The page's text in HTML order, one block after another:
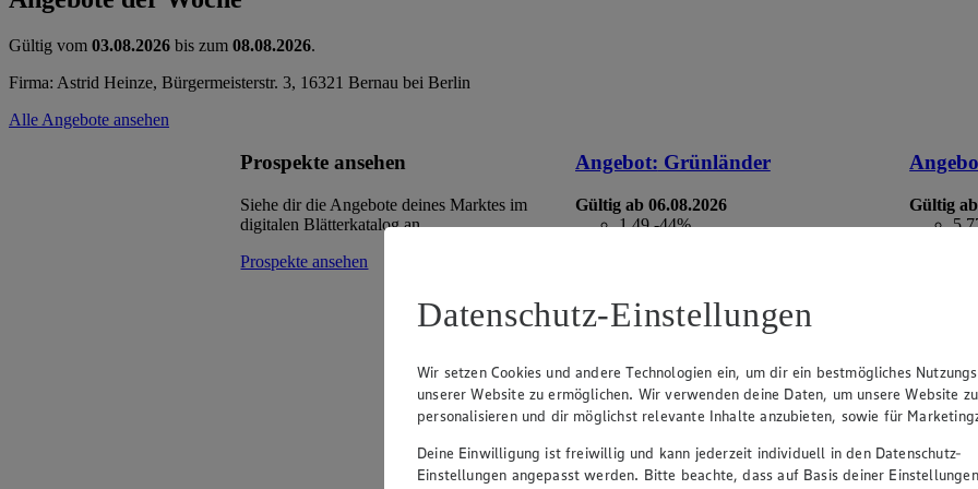
Gültig vom 03.08.2026 bis zum 08.08.2026.
Firma: Astrid Heinze, Bürgermeisterstr. 3, 16321 Bernau bei Berlin
Alle Angebote ansehen
Prospekte ansehen
Siehe dir die Angebote deines Marktes im
digitalen Blätterkatalog an.
Prospekte ansehen
Angebot: Grünländer
Gültig ab 06.08.2026
1.49 -44%
dt. Schnittkäse, in Würfeln oder Scheiben,
versch. Sorten und Fettstufen, 120/140g
Packung, (1kg = 12,42/10,64)
Gültig
versch.
Datenschutz-Einstellungen
Wir setzen Cookies und andere Technologien ein, um dir ein bestmögliches
unserer Website zu ermöglichen. Wir verwenden deine Daten, um unsere Website zu
personalisieren und dir möglichst relevante Inhalte anzubieten, sowie für
Deine Einwilligung ist freiwillig und kann jederzeit individuell in den Datenschutz-
Einstellungen angepasst werden. Bitte beachte, dass auf Basis deiner